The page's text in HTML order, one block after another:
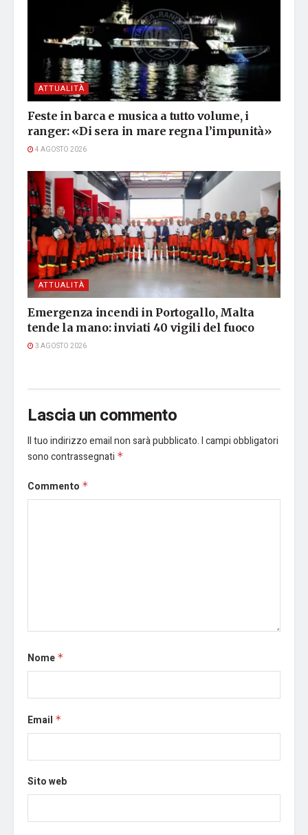
ATTUALITÀ
Feste in barca e musica a tutto volume, i
ranger: «Di sera in mare regna l’impunità»
4 AGOSTO 2026
ATTUALITÀ
Emergenza incendi in Portogallo, Malta
tende la mano: inviati 40 vigili del fuoco
3 AGOSTO 2026
Lascia un commento
Il tuo indirizzo email non sarà pubblicato.I campi obbligatori
sono contrassegnati *
Commento *
Nome *
Email *
Sito web